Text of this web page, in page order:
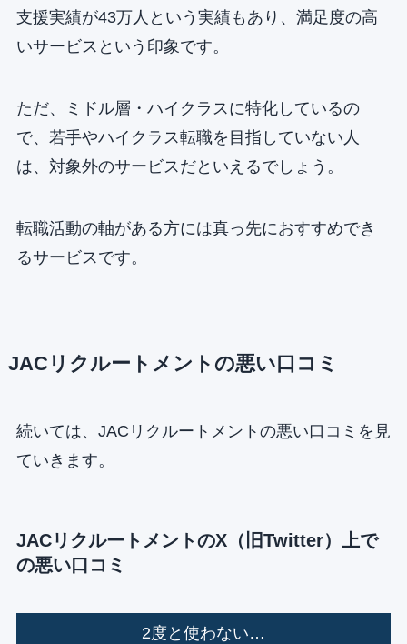
支援実績が43万人という実績もあり、満足度の高
いサービスという印象です。
ただ、ミドル層・ハイクラスに特化しているの
で、若手やハイクラス転職を目指していない人
は、対象外のサービスだといえるでしょう。
転職活動の軸がある方には真っ先におすすめでき
るサービスです。
JACリクルートメントの悪い口コミ
続いては、JACリクルートメントの悪い口コミを見
ていきます。
JACリクルートメントのX（旧Twitter）上で
の悪い口コミ
2度と使わない…